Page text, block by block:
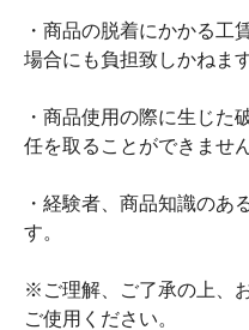
・商品の脱着にかかる工
場合にも負担致しかねます
・商品使用の際に生じた
任を取ることができません
・経験者、商品知識のあ
す。
※ご理解、ご了承の上、
ご使用ください。